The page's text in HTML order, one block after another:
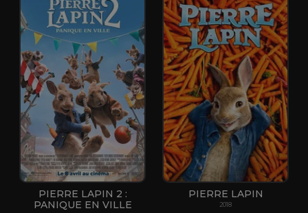
PIERRE LAPIN 2 :
PANIQUE EN VILLE
PIERRE LAPIN
2018